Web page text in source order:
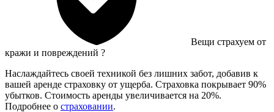
Вещи страхуем от
кражи и повреждений ?
Наслаждайтесь своей техникой без лишних забот, добавив к
вашей аренде страховку от ущерба. Страховка покрывает 90%
убытков. Стоимость аренды увеличивается на 20%.
Подробнее о страховании.